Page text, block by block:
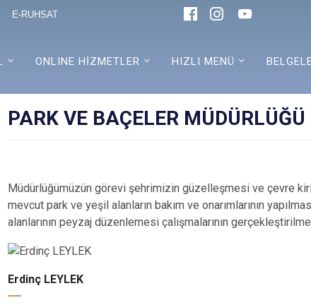
E-RUHSAT
ONLINE HİZMETLER HIZLI MENÜ
PARK VE BAÇELER MÜDÜRLÜĞÜ
Müdürlüğümüzün görevi şehrimizin güzelleşmesi ve çevre
mevcut park ve yeşil alanların bakım ve onarımlarının
alanlarının peyzaj düzenlemesi çalışmalarının
Erdinç LEYLEK